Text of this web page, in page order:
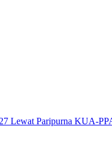
Paripurna KUA-PPAS